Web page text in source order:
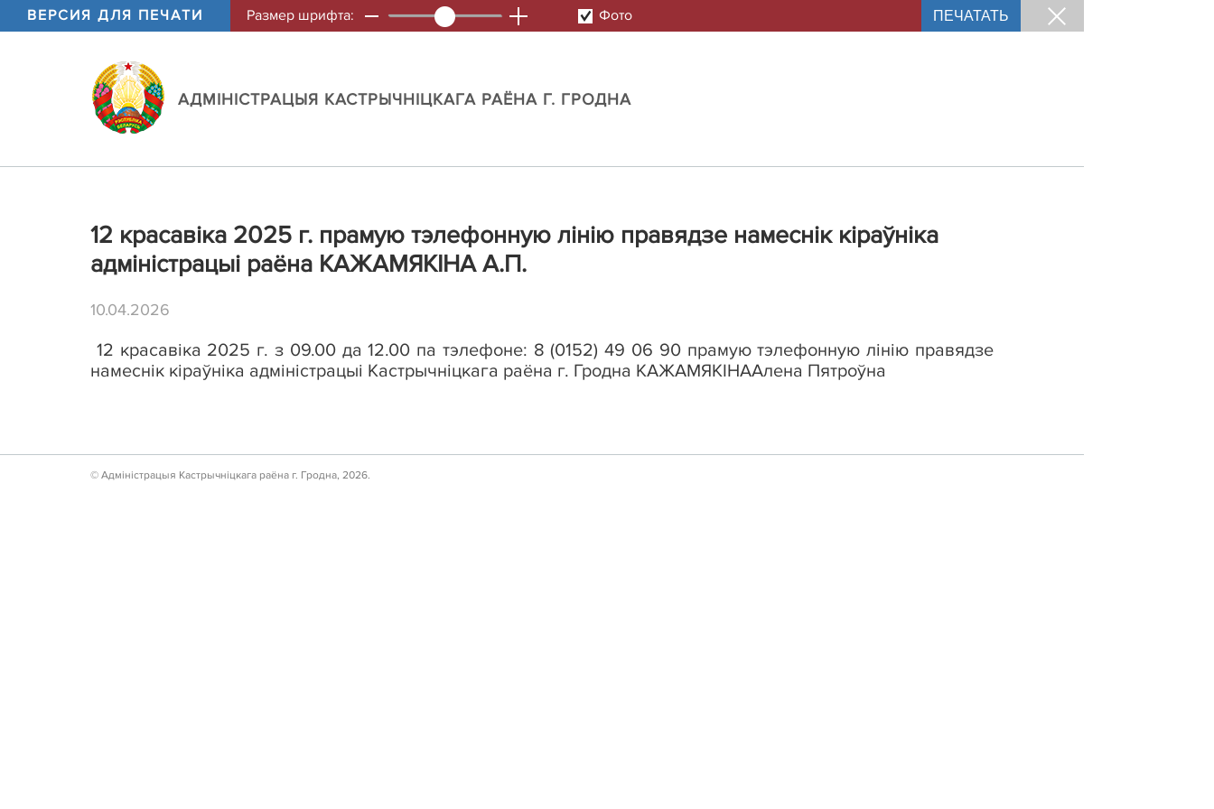
ВЕРСИЯ ДЛЯ ПЕЧАТИ Размер шрифта: Фото ПЕЧАТАТЬ
АДМIНIСТРАЦЫЯ КАСТРЫЧНIЦКАГА РАЁНА Г. ГРОДНА
12 красавіка 2025 г. прамую тэлефонную лінію правядзе намеснік кіраўніка
адміністрацыі раёна КАЖАМЯКІНА А.П.
10.04.2026
12 красавіка 2025 г. з 09.00 да 12.00 па тэлефоне: 8 (0152) 49 06 90 прамую тэлефонную лінію правядзе
намеснік кіраўніка адміністрацыі Кастрычніцкага раёна г. Гродна КАЖАМЯКІНААлена Пятроўна
© Адмiнiстрацыя Кастрычнiцкага раёна г. Гродна, 2026.